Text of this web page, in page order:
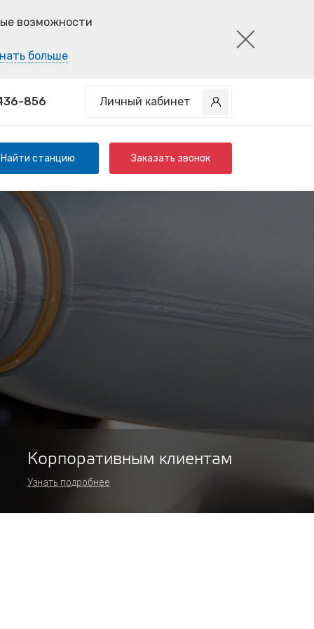
возможности
больше
856 Личный кабинет
Найти станцию Заказать звонок
Корпоративным клиентам
Узнать подробнее